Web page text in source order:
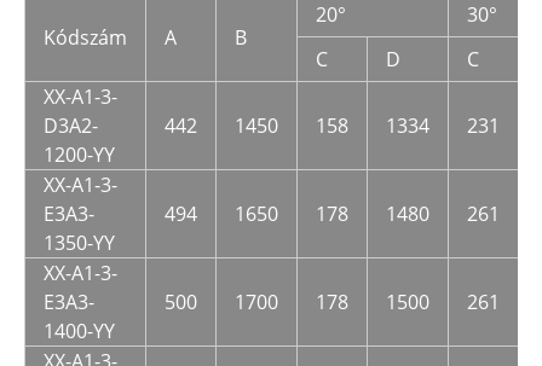
Kódszám A B
20°
30°
C
D C
XX-A1-3-
D3A2-
1200-YY
442 1450 158 1334 231
XX-A1-3-
E3A3-
1350-YY
494 1650 178 1480 261
XX-A1-3-
E3A3-
1400-YY
500 1700 178 1500 261